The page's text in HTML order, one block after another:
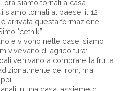
siamo tornati a casa.
siamo tornati al paese, il 12
arrivata questa formazione
"cetnik”.
e vivono nelle case, siamo
vivevano di agricoltura:
venivano a comprare la frutta
dei rom, ma
in una casa: assieme ci